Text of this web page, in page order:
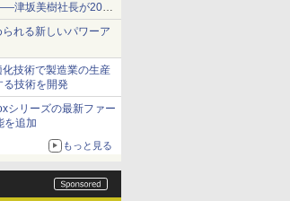
津坂美樹社長が2027
れる新しいパワーア
技術で製造業の生産
る技術を開発
シリーズの最新ファー
を追加
もっと見る